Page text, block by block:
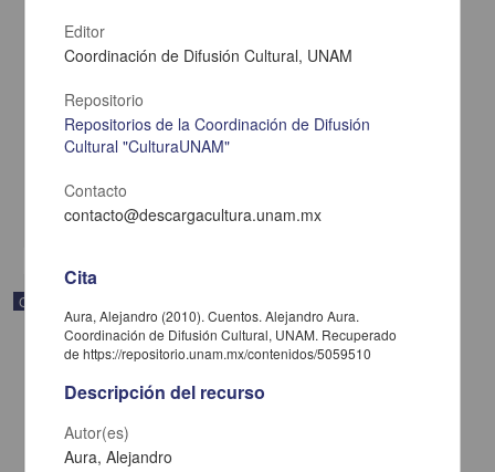
Carta de Zeferino Pérez, el general Antonio Rábago se encuentra
en la ranchería de Samalayuca
Pérez, Zeferino
Correspondencia postal
Editor
Coordinación de Difusión Cultural, UNAM
Repositorio
Repositorios de la Coordinación de Difusión
Cultural "CulturaUNAM"
Contacto
contacto@descargacultura.unam.mx
Cita
Aura, Alejandro (2010). Cuentos. Alejandro Aura.
Coordinación de Difusión Cultural, UNAM. Recuperado
de https://repositorio.unam.mx/contenidos/5059510
Descripción del recurso
Autor(es)
Aura, Alejandro